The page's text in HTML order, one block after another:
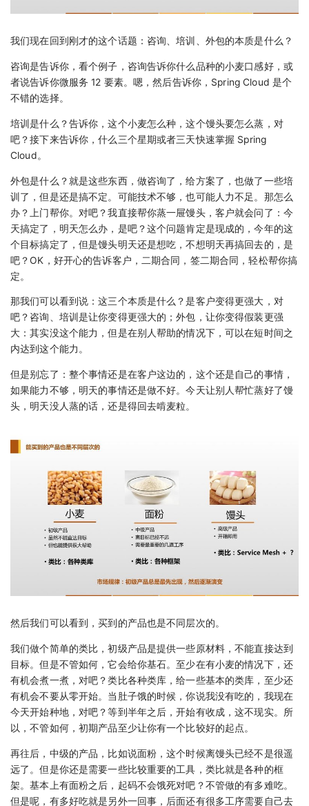
我们现在回到刚才的这个话题：咨询、培训、外包的本质是什么？
咨询是告诉你，看个例子，咨询告诉你什么品种的小麦口感好，或
者说告诉你微服务 12 要素。嗯，然后告诉你，Spring Cloud 是个
不错的选择。
培训是什么？告诉你，这个小麦怎么种，这个馒头要怎么蒸，对
吧？接下来告诉你，什么三个星期或者三天快速掌握 Spring
Cloud。
外包是什么？就是这些东西，做咨询了，给方案了，也做了一些培
训了，但是还是搞不定。可能技术不够，也可能人力不足。那怎么
办？上门帮你。对吧？我直接帮你蒸一屉馒头，客户就会问了：今
天搞定了，明天怎么办，是吧？这个问题肯定是现成的，今年的这
个目标搞定了，但是馒头明天还是想吃，不想明天再搞回去的，是
吧？OK，好开心的告诉客户，二期合同，签二期合同，轻松帮你搞
定。
那我们可以看到说：这三个本质是什么？是客户变得更强大，对
吧？咨询、培训是让你变得更强大的；外包，让你变得假装更强
大：其实没这个能力，但是在别人帮助的情况下，可以在短时间之
内达到这个能力。
但是别忘了：整个事情还是在客户这边的，这个还是自己的事情，
如果能力不够，明天的事情还是做不好。今天让别人帮忙蒸好了馒
头，明天没人蒸的话，还是得回去啃麦粒。
然后我们可以看到，买到的产品也是不同层次的。
我们做个简单的类比，初级产品是提供一些原材料，不能直接达到
目标。但是不管如何，它会给你基石。至少在有小麦的情况下，还
有机会煮一煮，对吧？类比各种类库，给一些基本的类库，至少还
有机会不要从零开始。当肚子饿的时候，你说我没有吃的，我现在
今天开始种地，对吧？等到半年之后，开始有收成，这不现实。所
以，不管如何，初期产品至少让你有一个比较好的起点。
再往后，中级的产品，比如说面粉，这个时候离馒头已经不是很遥
远了。但是你还是需要一些比较重要的工具，类比就是各种的框
架。基本上有面粉之后，起码不会饿死对吧？不管做的有多难吃。
但是呢，有多好吃就是另外一回事，后面还有很多工序需要自己去